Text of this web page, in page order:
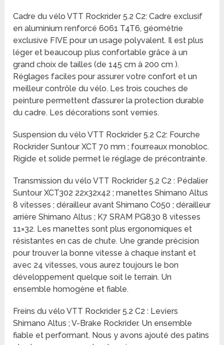
Cadre du vélo VTT Rockrider 5.2 C2: Cadre exclusif
en aluminium renforcé 6061 T4T6, géométrie
exclusive FIVE pour un usage polyvalent. Il est plus
léger et beaucoup plus confortable grâce à un
grand choix de tailles (de 145 cm à 200 cm ).
Réglages faciles pour assurer votre confort et un
meilleur contrôle du vélo. Les trois couches de
peinture permettent d’assurer la protection durable
du cadre. Les décorations sont vernies.
Suspension du vélo VTT Rockrider 5.2 C2: Fourche
Rockrider Suntour XCT 70 mm ; fourreaux monobloc.
Rigide et solide permet le réglage de précontrainte.
Transmission du vélo VTT Rockrider 5.2 C2 : Pédalier
Suntour XCT302 22x32x42 ; manettes Shimano Altus
8 vitesses ; dérailleur avant Shimano C050 ; dérailleur
arrière Shimano Altus ; K7 SRAM PG830 8 vitesses
11×32. Les manettes sont plus ergonomiques et
résistantes en cas de chute. Une grande précision
pour trouver la bonne vitesse à chaque instant et
avec 24 vitesses, vous aurez toujours le bon
développement quelque soit le terrain. Un
ensemble homogène et fiable.
Freins du vélo VTT Rockrider 5.2 C2 : Leviers
Shimano Altus ; V-Brake Rockrider. Un ensemble
fiable et performant. Nous y avons ajouté des patins